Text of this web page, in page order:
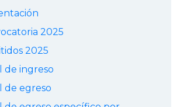
2025
2025
de ingreso
de egreso